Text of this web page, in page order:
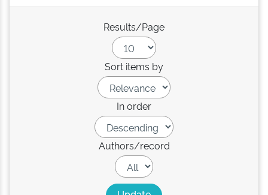
Results/Page
Sort items by
In order
Authors/record